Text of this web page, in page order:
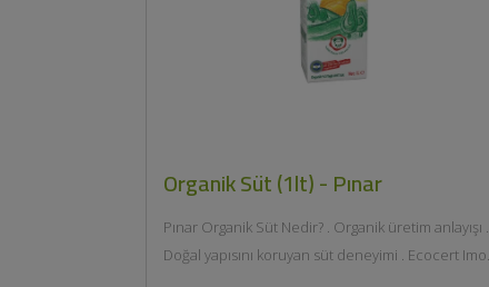
Organik Süt (1lt) - Pınar
Pınar Organik Süt Nedir? . Organik üretim anlayışı .
Doğal yapısını koruyan süt deneyimi . Ecocert Imo